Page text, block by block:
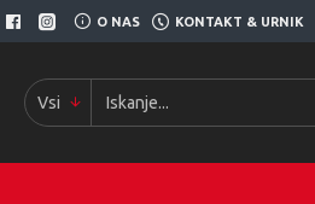
O NAS KONTAKT & URNIK
Vsi